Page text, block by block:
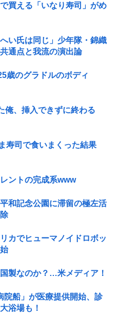
買える「いなり寿司」がめ
い氏は同じ」少年隊・錦織
通点と我流の演出論
歳のグラドルのボディ
俺、挿入できずに終わる
寿司で食いまくった結果
ントの完成系www
和記念公園に滞留の極左活
カでヒューマノイドロボッ
製なのか？…米メディア！
院船」が医療提供開始、診
浴場も！